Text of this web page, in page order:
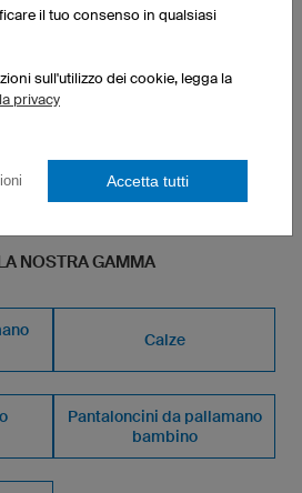
pezzo
NOSTRA GAMMA
Calze
Pantaloncini da pallamano
bambino
il tuo consenso in qualsiasi
sull'utilizzo dei cookie, legga la
privacy
Accetta tutti